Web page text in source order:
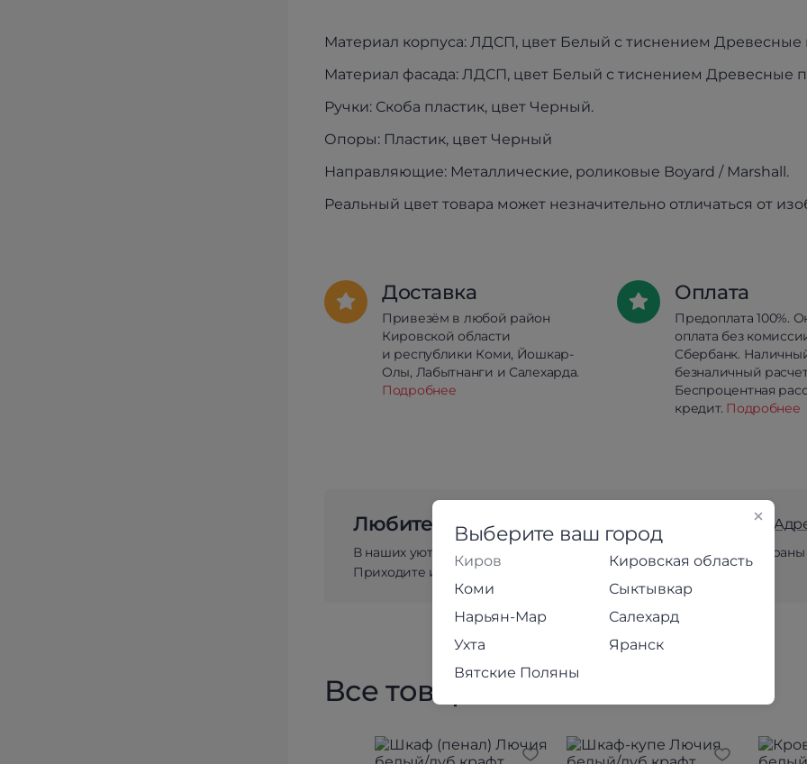
Материал корпуса: ЛДСП, цвет Белый с тиснением Древесные
Материал фасада: ЛДСП, цвет Белый с тиснением Древесные
Ручки: Скоба пластик, цвет Черный.
Опоры: Пластик, цвет Черный
Направляющие: Металлические, роликовые Boyard / Marshall.
Реальный цвет товара может незначительно отличаться от
Доставка
Привезём в любой район
Кировской области
и республики Коми, Йошкар-
Олы, Лабытнанги и Салехарда.
Подробнее
Оплата
Предоплата 100%.
оплата без
Сбербанк.
безналичный
Беспроцентная
кредит. Подробнее
Любите выбирать мебель «вживую»?
В наших уютных магазинах для вас с большим вниманием
Приходите и убедитесь в качестве наших товаров лично!
Все товары коллекции
Выберите ваш город
Киров
Кировская область
Коми
Сыктывкар
Нарьян-Мар
Салехард
Ухта
Яранск
Вятские Поляны